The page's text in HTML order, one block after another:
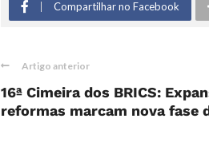
Compartilhar no Facebook
Artigo anterior
16ª Cimeira dos BRICS:
reformas marcam nova fase